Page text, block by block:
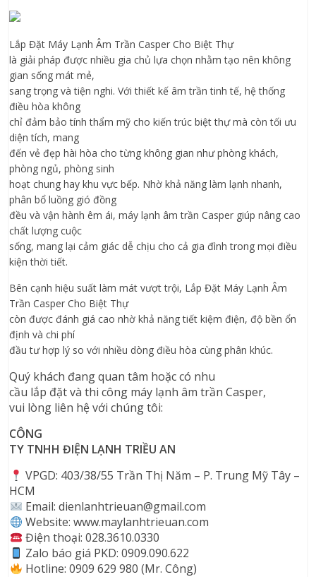
Lắp Đặt Máy Lạnh Âm Trần Casper Cho Biệt Thự
là giải pháp được nhiều gia chủ lựa chọn nhằm tạo nên không
gian sống mát mẻ,
sang trọng và tiện nghi. Với thiết kế âm trần tinh tế, hệ thống
điều hòa không
chỉ đảm bảo tính thẩm mỹ cho kiến trúc biệt thự mà còn tối ưu
diện tích, mang
đến vẻ đẹp hài hòa cho từng không gian như phòng khách,
phòng ngủ, phòng sinh
hoạt chung hay khu vực bếp. Nhờ khả năng làm lạnh nhanh,
phân bổ luồng gió đồng
đều và vận hành êm ái, máy lạnh âm trần Casper giúp nâng cao
chất lượng cuộc
sống, mang lại cảm giác dễ chịu cho cả gia đình trong mọi điều
kiện thời tiết.
Bên cạnh hiệu suất làm mát vượt trội, Lắp Đặt Máy Lạnh Âm
Trần Casper Cho Biệt Thự
còn được đánh giá cao nhờ khả năng tiết kiệm điện, độ bền ổn
định và chi phí
đầu tư hợp lý so với nhiều dòng điều hòa cùng phân khúc.
Quý khách đang quan tâm hoặc có nhu
cầu lắp đặtvà thi công máy lạnh âm trần Casper,
vui lòng liên hệvới chúng tôi:
CÔNG
TY TNHH ĐIỆN LẠNH TRIỀU AN
VPGD: 403/38/55 Trần Thị Năm – P. Trung Mỹ Tây –
HCM
Email: dienlanhtrieuan@gmail.com
Website: www.maylanhtrieuan.com
️ Điện thoại: 028.3610.0330
Zalo báo giá PKD: 0909.090.622
Hotline: 0909 629 980 (Mr. Công)